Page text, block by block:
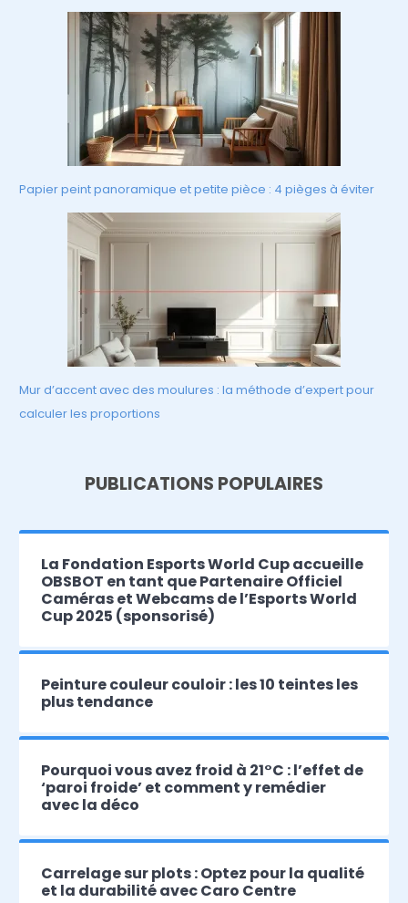
Papier peint panoramique et petite pièce : 4 pièges à éviter
Mur d’accent avec des moulures : la méthode d’expert pour
calculer les proportions
PUBLICATIONS POPULAIRES
La Fondation Esports World Cup accueille
OBSBOT en tant que Partenaire Officiel
Caméras et Webcams de l’Esports World
Cup 2025 (sponsorisé)
Peinture couleur couloir : les 10 teintes les
plus tendance
Pourquoi vous avez froid à 21°C : l’effet de
‘paroi froide’ et comment y remédier
avec la déco
Carrelage sur plots : Optez pour la qualité
et la durabilité avec Caro Centre